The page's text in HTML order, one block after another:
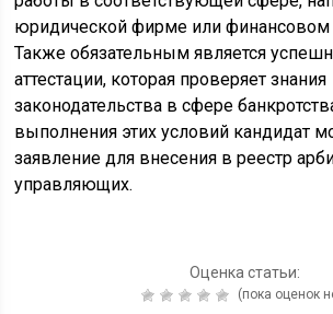
юридической фирме или финансовом
Также обязательным является
аттестации, которая проверяет знания
законодательства в сфере
выполнения этих условий кандидат
заявление для внесения в реестр
управляющих.
Оценка статьи:
(пока оценок